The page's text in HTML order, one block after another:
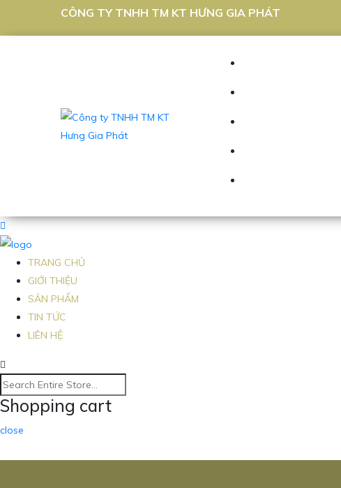
CÔNG TY TNHH TM KT HƯNG GIA PHÁT
TRANG CHỦ
GIỚI THIỆU
SẢN PHẨM
TIN TỨC
LIÊN HỆ
Shopping cart
close